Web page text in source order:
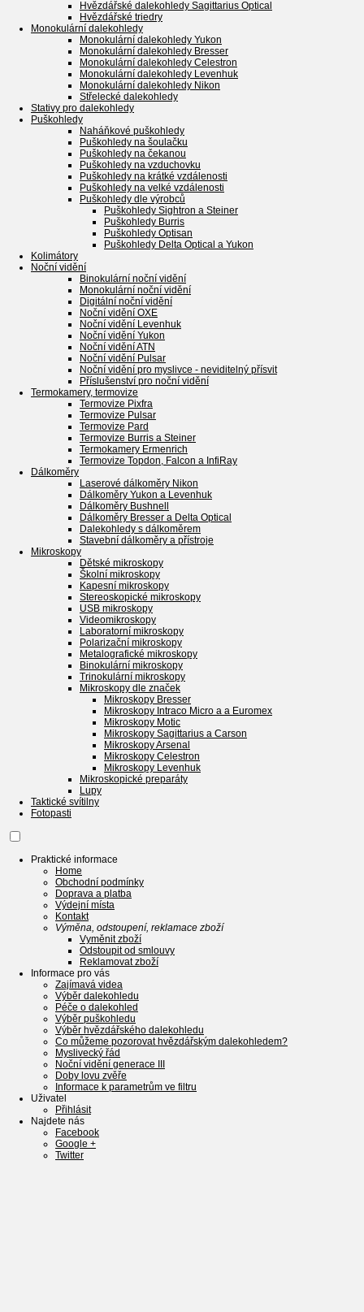
Hvězdářské dalekohledy Sagittarius Optical
Hvězdářské triedry
Monokulární dalekohledy
Monokulární dalekohledy Yukon
Monokulární dalekohledy Bresser
Monokulární dalekohledy Celestron
Monokulární dalekohledy Levenhuk
Monokulární dalekohledy Nikon
Střelecké dalekohledy
Stativy pro dalekohledy
Puškohledy
Naháňkové puškohledy
Puškohledy na šoulačku
Puškohledy na čekanou
Puškohledy na vzduchovku
Puškohledy na krátké vzdálenosti
Puškohledy na velké vzdálenosti
Puškohledy dle výrobců
Puškohledy Sightron a Steiner
Puškohledy Burris
Puškohledy Optisan
Puškohledy Delta Optical a Yukon
Kolimátory
Noční vidění
Binokulární noční vidění
Monokulární noční vidění
Digitální noční vidění
Noční vidění OXE
Noční vidění Levenhuk
Noční vidění Yukon
Noční vidění ATN
Noční vidění Pulsar
Noční vidění pro myslivce - neviditelný přísvit
Příslušenství pro noční vidění
Termokamery, termovize
Termovize Pixfra
Termovize Pulsar
Termovize Pard
Termovize Burris a Steiner
Termokamery Ermenrich
Termovize Topdon, Falcon a InfiRay
Dálkoměry
Laserové dálkoměry Nikon
Dálkoměry Yukon a Levenhuk
Dálkoměry Bushnell
Dálkoměry Bresser a Delta Optical
Dalekohledy s dálkoměrem
Stavební dálkoměry a přístroje
Mikroskopy
Dětské mikroskopy
Školní mikroskopy
Kapesní mikroskopy
Stereoskopické mikroskopy
USB mikroskopy
Videomikroskopy
Laboratorní mikroskopy
Polarizační mikroskopy
Metalografické mikroskopy
Binokulární mikroskopy
Trinokulární mikroskopy
Mikroskopy dle značek
Mikroskopy Bresser
Mikroskopy Intraco Micro a a Euromex
Mikroskopy Motic
Mikroskopy Sagittarius a Carson
Mikroskopy Arsenal
Mikroskopy Celestron
Mikroskopy Levenhuk
Mikroskopické preparáty
Lupy
Taktické svítilny
Fotopasti
Praktické informace
Home
Obchodní podmínky
Doprava a platba
Výdejní místa
Kontakt
Výměna, odstoupení, reklamace zboží
Vyměnit zboží
Odstoupit od smlouvy
Reklamovat zboží
Informace pro vás
Zajímavá videa
Výběr dalekohledu
Péče o dalekohled
Výběr puškohledu
Výběr hvězdářského dalekohledu
Co můžeme pozorovat hvězdářským dalekohledem?
Myslivecký řád
Noční vidění generace III
Doby lovu zvěře
Informace k parametrům ve filtru
Uživatel
Přihlásit
Najdete nás
Facebook
Google +
Twitter